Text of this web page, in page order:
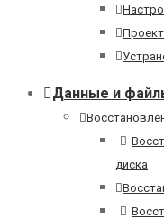
Данные и
диска